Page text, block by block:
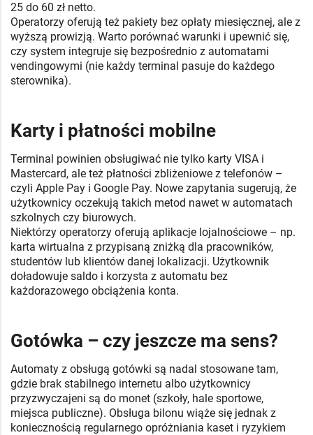
25 do 60 zł netto.
Operatorzy oferują też pakiety bez opłaty miesięcznej, ale z
wyższą prowizją. Warto porównać warunki i upewnić się,
czy system integruje się bezpośrednio z automatami
vendingowymi (nie każdy terminal pasuje do każdego
sterownika).
Karty i płatności mobilne
Terminal powinien obsługiwać nie tylko karty VISA i
Mastercard, ale też płatności zbliżeniowe z telefonów –
czyli Apple Pay i Google Pay. Nowe zapytania sugerują, że
użytkownicy oczekują takich metod nawet w automatach
szkolnych czy biurowych.
Niektórzy operatorzy oferują aplikacje lojalnościowe – np.
karta wirtualna z przypisaną zniżką dla pracowników,
studentów lub klientów danej lokalizacji. Użytkownik
doładowuje saldo i korzysta z automatu bez
każdorazowego obciążenia konta.
Gotówka – czy jeszcze ma sens?
Automaty z obsługą gotówki są nadal stosowane tam,
gdzie brak stabilnego internetu albo użytkownicy
przyzwyczajeni są do monet (szkoły, hale sportowe,
miejsca publiczne). Obsługa bilonu wiąże się jednak z
koniecznością regularnego opróżniania kaset i ryzykiem